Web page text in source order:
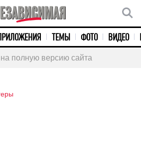
ПРИЛОЖЕНИЯ ТЕМЫ ФОТО ВИДЕО
полную версию сайта